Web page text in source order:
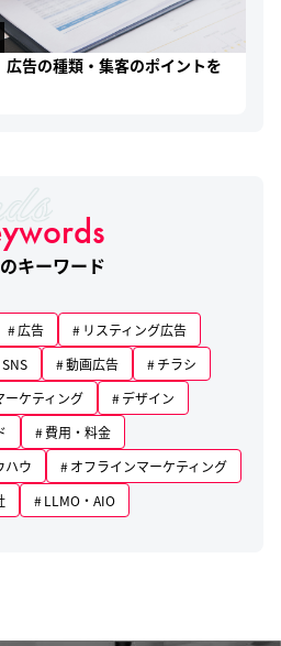
広告の種類・集客のポイントを
キーワード
広告
リスティング広告
SNS 動画広告
チラシ
ーケティング
デザイン
費用・料金
ハウ
オフラインマーケティング
LLMO・AIO